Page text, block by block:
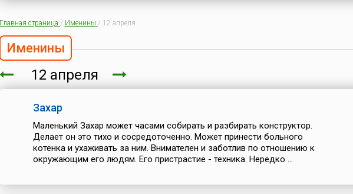
Главная страница / Именины / 12 апреля
Именины
12 апреля
Захар
Маленький Захар может часами собирать и разбирать конструктор.
Делает он это тихо и сосредоточенно. Может принести больного
котенка и ухаживать за ним. Внимателен и заботлив по отношению к
окружающим его людям. Его пристрастие - техника. Нередко ...